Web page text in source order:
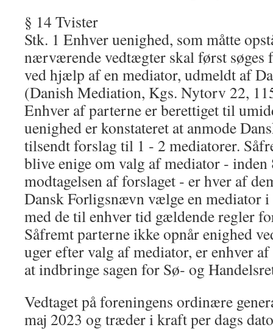
§ 14 Tvister
Stk. 1 Enhver uenighed, som måtte
nærværende vedtægter skal først
ved hjælp af en mediator, udmeldt af
(Danish Mediation, Kgs. Nytorv 22,
Enhver af parterne er berettiget til
uenighed er konstateret at anmode
tilsendt forslag til 1 ‐ 2 mediatorer.
blive enige om valg af mediator ‐ inden
modtagelsen af forslaget ‐ er hver af
Dansk Forligsnævn vælge en mediator i
med de til enhver tid gældende regler
Såfremt parterne ikke opnår enighed
uger efter valg af mediator, er enhver
at indbringe sagen for Sø‐ og
Vedtaget på foreningens ordinære
maj 2023 og træder i kraft per dags